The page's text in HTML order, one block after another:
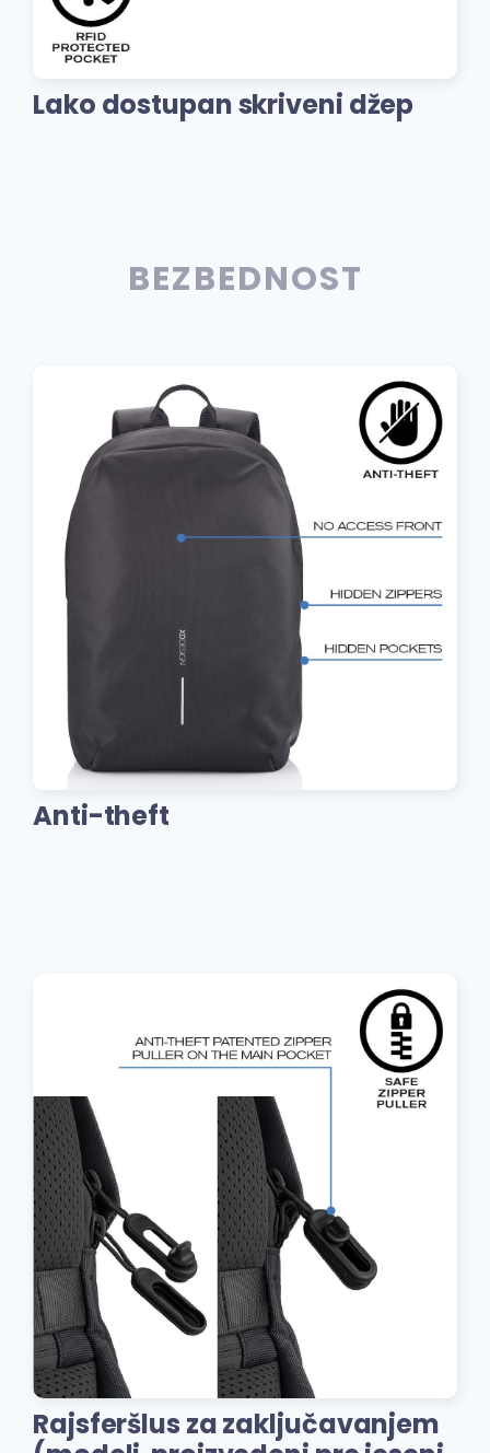
Lako dostupan skriveni džep
BEZBEDNOST
Anti-theft
Rajsferšlus za zaključavanjem